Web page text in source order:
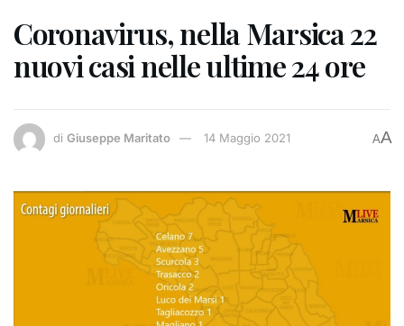
Coronavirus, nella Marsica 22
nuovi casi nelle ultime 24 ore
di Giuseppe Maritato 14 Maggio 2021 AA